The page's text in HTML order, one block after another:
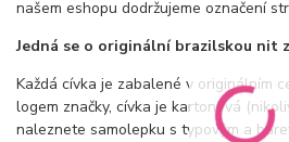
našem eshopu dodržujeme označení
Jedná se o originální brazilskou nit
Každá cívka je zabalené v originálním
logem značky, cívka je kartonová
naleznete samolepku s typovým a